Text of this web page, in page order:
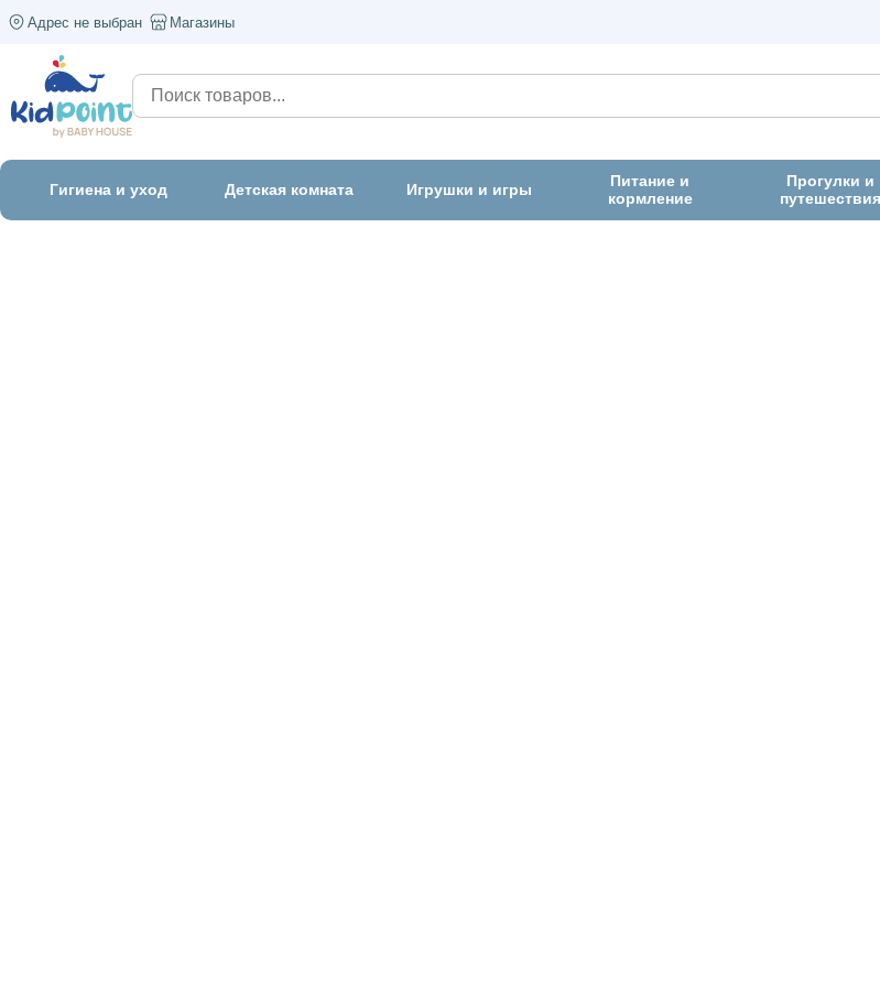
Адрес не выбран Магазины
Гигиена и уход Детская комната Игрушки и игры
Питание и
кормление
Прогулки и
путешествия